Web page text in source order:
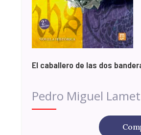
El caballero de las dos
Pedro Miguel Lamet